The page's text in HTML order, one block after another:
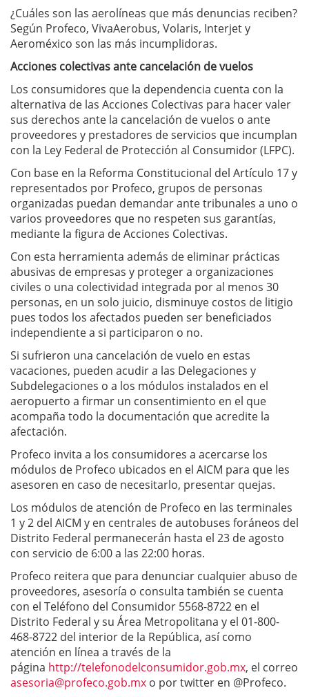
¿Cuáles son las aerolíneas que más denuncias reciben?
Según Profeco, VivaAerobus, Volaris, Interjet y
Aeroméxico son las más incumplidoras.
Acciones colectivas ante cancelación de vuelos
Los consumidores que la dependencia cuenta con la
alternativa de las Acciones Colectivas para hacer valer
sus derechos ante la cancelación de vuelos o ante
proveedores y prestadores de servicios que incumplan
con la Ley Federal de Protección al Consumidor (LFPC).
Con base en la Reforma Constitucional del Artículo 17 y
representados por Profeco, grupos de personas
organizadas puedan demandar ante tribunales a uno o
varios proveedores que no respeten sus garantías,
mediante la figura de Acciones Colectivas.
Con esta herramienta además de eliminar prácticas
abusivas de empresas y proteger a organizaciones
civiles o una colectividad integrada por al menos 30
personas, en un solo juicio, disminuye costos de litigio
pues todos los afectados pueden ser beneficiados
independiente a si participaron o no.
Si sufrieron una cancelación de vuelo en estas
vacaciones, pueden acudir a las Delegaciones y
Subdelegaciones o a los módulos instalados en el
aeropuerto a firmar un consentimiento en el que
acompaña todo la documentación que acredite la
afectación.
Profeco invita a los consumidores a acercarse los
módulos de Profeco ubicados en el AICM para que les
asesoren en caso de necesitarlo, presentar quejas.
Los módulos de atención de Profeco en las terminales
1 y 2 del AICM y en centrales de autobuses foráneos del
Distrito Federal permanecerán hasta el 23 de agosto
con servicio de 6:00 a las 22:00 horas.
Profeco reitera que para denunciar cualquier abuso de
proveedores, asesoría o consulta también se cuenta
con el Teléfono del Consumidor 5568-8722 en el
Distrito Federal y su Área Metropolitana y el 01-800-
468-8722 del interior de la República, así como
atención en línea a través de la
página http://telefonodelconsumidor.gob.mx, el correo
asesoria@profeco.gob.mx o por twitter en @Profeco.